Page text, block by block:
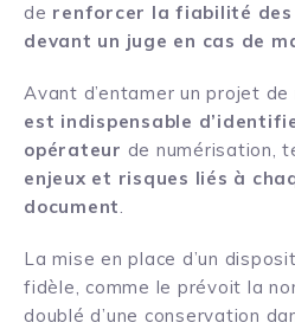
de renforcer la fiabilité des
devant un juge en cas de
Avant d’entamer un projet
est indispensable
opérateur de numérisation,
enjeux et risques liés à
document.
La mise en place d’un
fidèle, comme le prévoit la
doublé d’une conservation